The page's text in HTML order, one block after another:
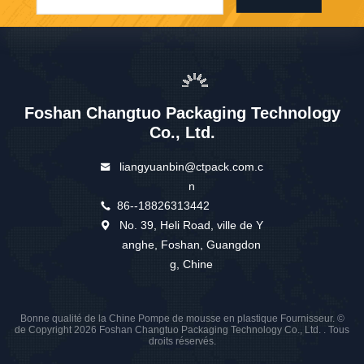
Foshan Changtuo Packaging Technology
Co., Ltd.
liangyuanbin@ctpack.com.c
n
86--18826313442
No. 39, Heli Road, ville de Y
anghe, Foshan, Guangdon
g, Chine
Bonne qualité de la Chine Pompe de mousse en plastique Fournisseur. ©
de Copyright 2026 Foshan Changtuo Packaging Technology Co., Ltd. . Tous
droits réservés.